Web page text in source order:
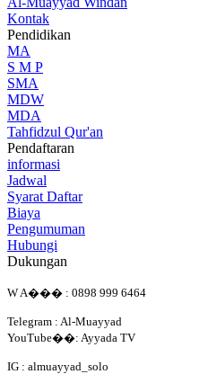
Kontak
Pendidikan
MA
S M P
SMA
MDW
MDA
Tahfidzul Qur'an
Pendaftaran
informasi
Jadwal
Syarat Daftar
Biaya
Pengumuman
Hubungi
Dukungan
W A��� : 0898 999 6464
Telegram : Al-Muayyad
YouTube��: Ayyada TV
IG : almuayyad_solo